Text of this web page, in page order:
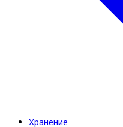
Хранение